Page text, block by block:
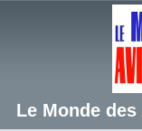
Le Monde